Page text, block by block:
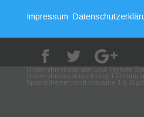
Impressum
Unternehmensberater und Keynote
Unternehmensentwicklung, Führung
Spezialthemen sind Industrie 4.0,